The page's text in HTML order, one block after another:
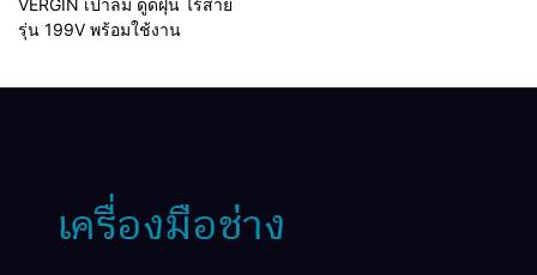
VERGIN เป่าลม ดูดฝุ่น ไร้สาย
รุ่น 199V พร้อมใช้งาน